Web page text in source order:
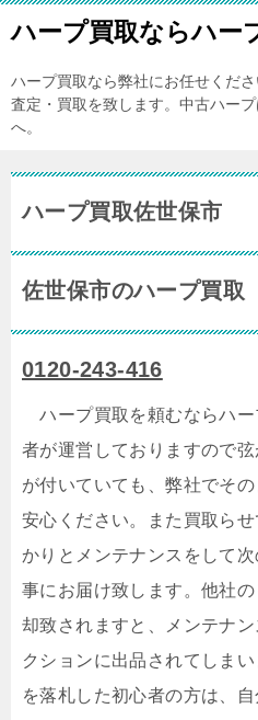
ハープ買取ならハー
ハープ買取なら弊社にお任せくだ
査定・買取を致します。中古ハー
へ。
ハープ買取佐世保市
佐世保市のハープ買取
0120-243-416
ハープ買取を頼むならハ
者が運営しておりますので
が付いていても、弊社でそ
安心ください。また買取ら
かりとメンテナンスをして
事にお届け致します。他社
却致されますと、メンテナ
クションに出品されてしま
を落札した初心者の方は、